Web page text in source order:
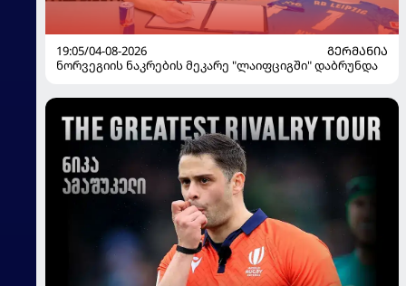
19:05/04-08-2026
ᲒᲔᲠᲛᲐᲜᲘᲐ
ნორვეგიის ნაკრების მეკარე "ლაიფციგში" დაბრუნდა